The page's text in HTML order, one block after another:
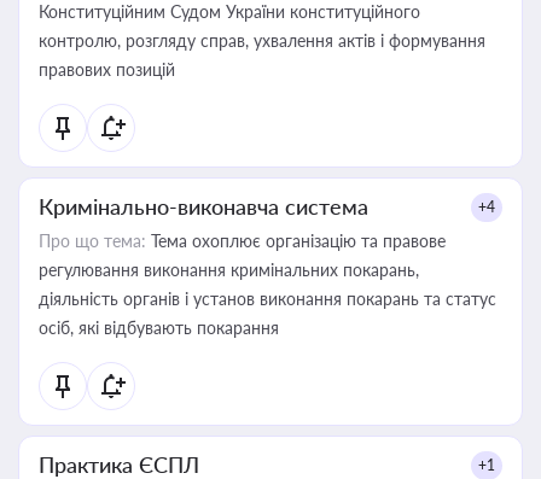
Конституційним Судом України конституційного
контролю, розгляду справ, ухвалення актів і формування
правових позицій
Кримінально-виконавча система +4
Про що тема: Тема охоплює організацію та правове
регулювання виконання кримінальних покарань,
діяльність органів і установ виконання покарань та статус
осіб, які відбувають покарання
Практика ЄСПЛ +1